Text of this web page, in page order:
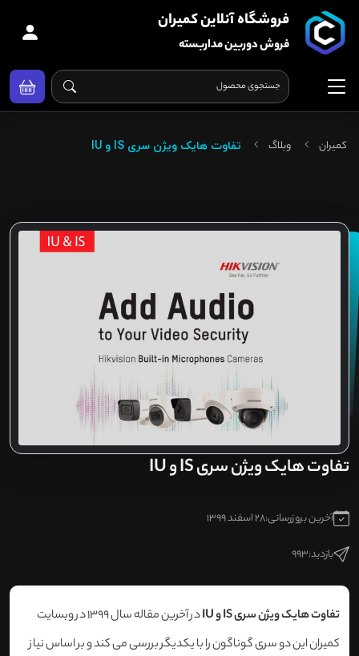
فروشگاه آنلاین کمیران
فروش دوربین مداربسته
کمیران وبلاگ تفاوت هایک ویژن سری IS و IU
تفاوت هایک ویژن سری IS و IU
آخرین بروزرسانی:28 اسفند 1399
بازدید:993
تفاوت هایک ویژن سری IS و IU
در آخرین مقاله سال 1399 در وبسایت
کمیران این دو سری گوناگون را با یکدیگر بررسی می کند و بر اساس نیاز